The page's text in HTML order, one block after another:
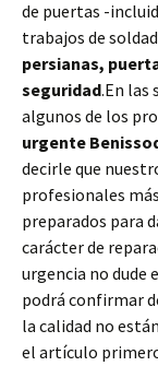
de puertas -
trabajos de
persianas,
seguridad.En las
algunos de los
urgente
decirle que
profesionales
preparados para
carácter de
urgencia no dude
podrá confirmar
la calidad no
el artículo